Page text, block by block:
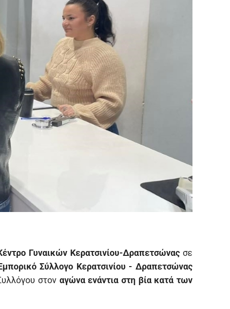
Γυναικών Κερατσινίου-Δραπετσώναςσε
Σύλλογο Κερατσινίου - Δραπετσώνας
στοναγώνα ενάντια στη βία κατά των